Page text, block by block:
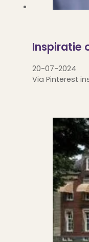
Inspiratie
20-07-2024
Via Pinterest